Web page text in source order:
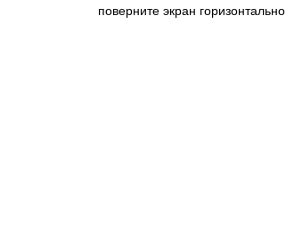
поверните экран горизонтально